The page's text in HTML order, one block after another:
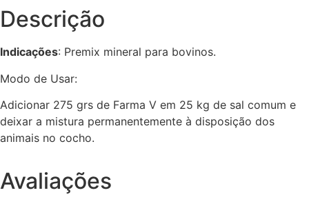
Descrição
Indicações: Premix mineral para bovinos.
Modo de Usar:
Adicionar 275 grs de Farma V em 25 kg de sal comum e
deixar a mistura permanentemente à disposição dos
animais no cocho.
Avaliações